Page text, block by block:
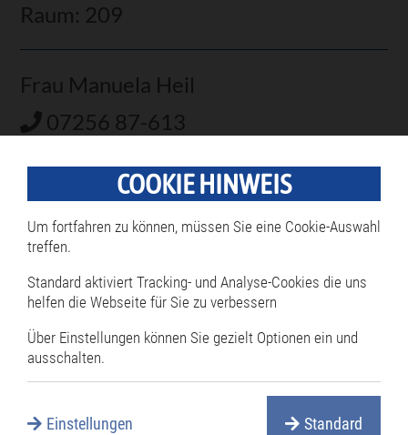
Raum: 209
Frau Manuela Heil
07256 87-613
manuela.heil@philippsburg.de
Fachdienst: Geschäftsstelle
Raum: 209
07256 87-150
COOKIE HINWEIS
Um fortfahren zu können, müssen Sie eine Cookie-Auswahl
treffen.
Standard aktiviert Tracking- und Analyse-Cookies die uns
helfen die Webseite für Sie zu verbessern
Über Einstellungen können Sie gezielt Optionen ein und
ausschalten.
Einstellungen Standard